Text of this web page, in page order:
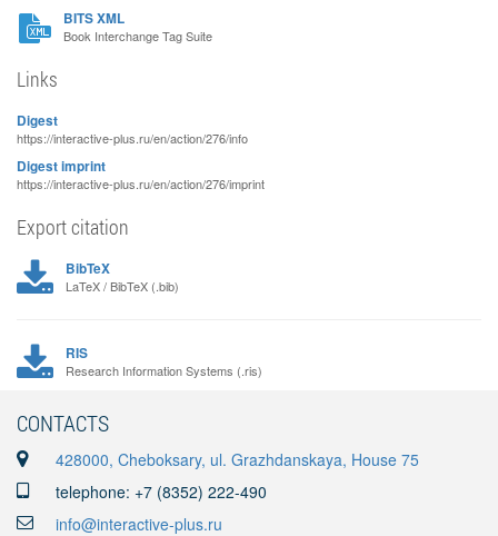
BITS XML
Book Interchange Tag Suite
Links
Digest
https://interactive-plus.ru/en/action/276/info
Digest imprint
https://interactive-plus.ru/en/action/276/imprint
Export citation
BibTeX
LaTeX / BibTeX (.bib)
RIS
Research Information Systems (.ris)
CONTACTS
428000, Cheboksary, ul. Grazhdanskaya, House 75
telephone: +7 (8352) 222-490
info@interactive-plus.ru